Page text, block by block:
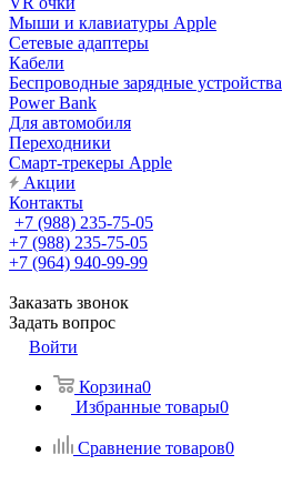
Мыши и клавиатуры Apple
Сетевые адаптеры
Кабели
Беспроводные зарядные устройства
Power Bank
Для автомобиля
Переходники
Смарт-трекеры Apple
Акции
Контакты
+7 (988) 235-75-05
+7 (988) 235-75-05
+7 (964) 940-99-99
Заказать звонок
Задать вопрос
Войти
Корзина0
Избранные товары0
Сравнение товаров0